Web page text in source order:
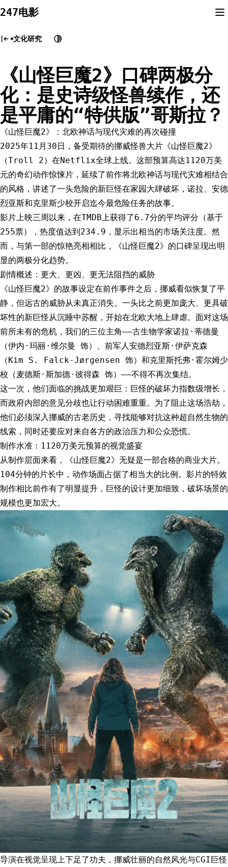
to
247电影
文化研究
《山怪巨魔2》口碑两极分
化：是史诗级怪兽续作，还
是平庸的“特供版”哥斯拉？
《山怪巨魔2》：北欧神话与现代灾难的再次碰撞
2025年11月30日，备受期待的挪威怪兽大片《山怪巨魔2》
（Troll 2）在Netflix全球上线。这部预算高达1120万美
元的奇幻动作惊悚片，延续了前作将北欧神话与现代灾难相结合
的风格，讲述了一头危险的新巨怪在家园大肆破坏，诺拉、安德
烈亚斯和克里斯少校开启迄今最危险任务的故事。
影片上映三周以来，在TMDB上获得了6.7分的平均评分（基于
255票），热度值达到234.9，显示出相当的市场关注度。然
而，与第一部的惊艳亮相相比，《山怪巨魔2》的口碑呈现出明
显的两极分化趋势。
剧情概述：更大、更凶、更无法阻挡的威胁
《山怪巨魔2》的故事设定在前作事件之后，挪威看似恢复了平
静，但远古的威胁从未真正消失。一头比之前更加庞大、更具破
坏性的新巨怪从沉睡中苏醒，开始在北欧大地上肆虐。面对这场
前所未有的危机，我们的三位主角——古生物学家诺拉·蒂德曼
（伊内·玛丽·维尔曼 饰）、前军人安德烈亚斯·伊萨克森
（Kim S. Falck-Jørgensen 饰）和克里斯托弗·霍尔姆少
校（麦德斯·斯加德·彼得森 饰）——不得不再次集结。
这一次，他们面临的挑战更加艰巨：巨怪的破坏力指数级增长，
而政府内部的意见分歧也让行动困难重重。为了阻止这场浩劫，
他们必须深入挪威的古老历史，寻找能够对抗这种超自然生物的
线索，同时还要应对来自各方的政治压力和公众恐慌。
制作水准：1120万美元预算的视觉盛宴
从制作层面来看，《山怪巨魔2》无疑是一部合格的商业大片。
104分钟的片长中，动作场面占据了相当大的比例。影片的特效
制作相比前作有了明显提升，巨怪的设计更加细致，破坏场景的
规模也更加宏大。
导演在视觉呈现上下足了功夫，挪威壮丽的自然风光与CGI巨怪